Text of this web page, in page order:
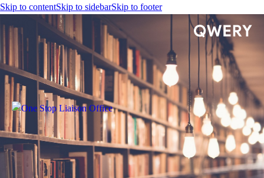
Skip to contentSkip to sidebarSkip to footer